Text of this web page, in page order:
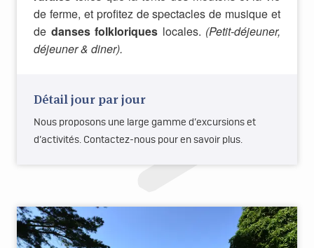
de ferme, et profitez de spectacles de musique et
de danses folkloriques locales. (Petit-déjeuner,
déjeuner & diner).
Détail jour par jour
Nous proposons une large gamme d’excursions et
d’activités. Contactez-nous pour en savoir plus.